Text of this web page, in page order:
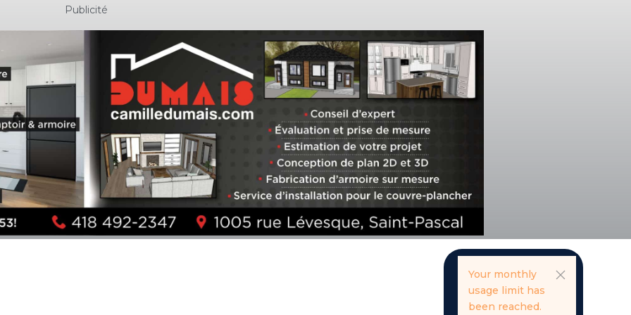
Publicité
Your monthly
usage limit has
been reached.